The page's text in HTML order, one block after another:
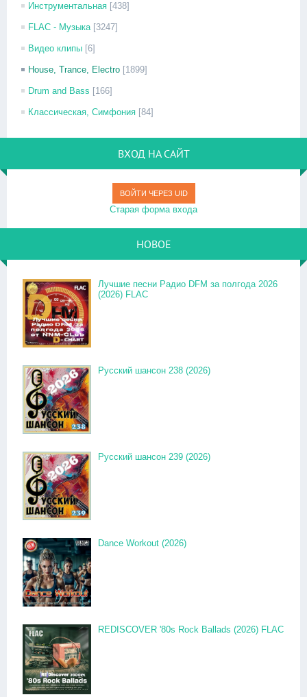
Инструментальная [438]
FLAC - Музыка [3247]
Видео клипы [6]
House, Trance, Electro [1899]
Drum and Bass [166]
Классическая, Симфония [84]
ВХОД НА САЙТ
ВОЙТИ ЧЕРЕЗ UID
Старая форма входа
НОВОЕ
Лучшие песни Радио DFM за полгода 2026
(2026) FLAC
Русский шансон 238 (2026)
Русский шансон 239 (2026)
Dance Workout (2026)
REDISCOVER '80s Rock Ballads (2026) FLAC